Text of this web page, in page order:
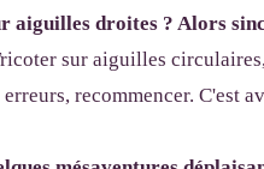
aiguilles droites ? Alors
sur aiguilles
recommencer. C'est